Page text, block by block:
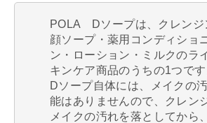
POLA Dソープは、クレンジ
顔ソープ・薬用コンディショ
ン・ローション・ミルクのラ
キンケア商品のうちの1つです
Dソープ自体には、メイクの
能はありませんので、クレン
メイクの汚れを落としてから